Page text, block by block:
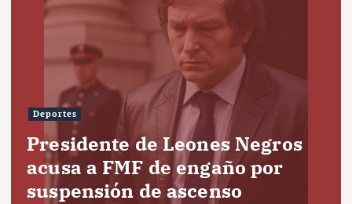
Deportes
Presidente de Leones Negros
acusa a FMF de engaño por
suspensión de ascenso